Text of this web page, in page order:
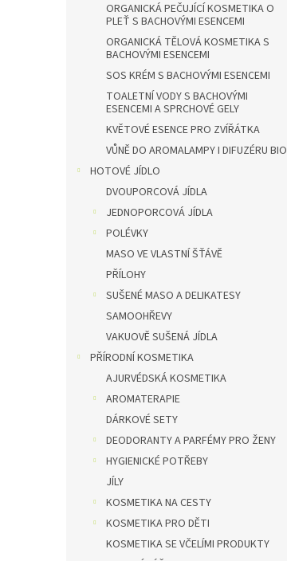
ORGANICKÁ PEČUJÍCÍ KOSMETIKA O
PLEŤ S BACHOVÝMI ESENCEMI
ORGANICKÁ TĚLOVÁ KOSMETIKA S
BACHOVÝMI ESENCEMI
SOS KRÉM S BACHOVÝMI ESENCEMI
TOALETNÍ VODY S BACHOVÝMI
ESENCEMI A SPRCHOVÉ GELY
KVĚTOVÉ ESENCE PRO ZVÍŘÁTKA
VŮNĚ DO AROMALAMPY I DIFUZÉRU BIO
HOTOVÉ JÍDLO
DVOUPORCOVÁ JÍDLA
JEDNOPORCOVÁ JÍDLA
POLÉVKY
MASO VE VLASTNÍ ŠŤÁVĚ
PŘÍLOHY
SUŠENÉ MASO A DELIKATESY
SAMOOHŘEVY
VAKUOVĚ SUŠENÁ JÍDLA
PŘÍRODNÍ KOSMETIKA
AJURVÉDSKÁ KOSMETIKA
AROMATERAPIE
DÁRKOVÉ SETY
DEODORANTY A PARFÉMY PRO ŽENY
HYGIENICKÉ POTŘEBY
JÍLY
KOSMETIKA NA CESTY
KOSMETIKA PRO DĚTI
KOSMETIKA SE VČELÍMI PRODUKTY